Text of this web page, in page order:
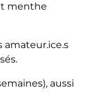
menthe
amateur.ice.s
aussi